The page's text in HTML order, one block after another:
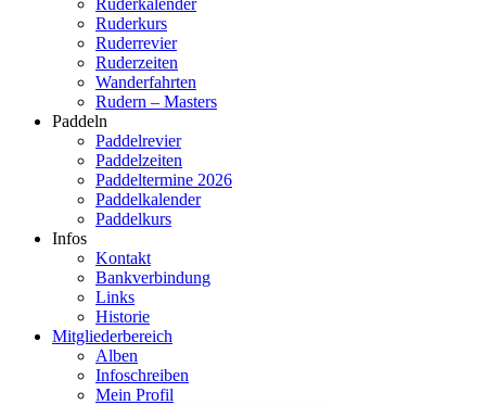
Ruderkalender
Ruderkurs
Ruderrevier
Ruderzeiten
Wanderfahrten
Rudern – Masters
Paddeln
Paddelrevier
Paddelzeiten
Paddeltermine 2026
Paddelkalender
Paddelkurs
Infos
Kontakt
Bankverbindung
Links
Historie
Mitgliederbereich
Alben
Infoschreiben
Mein Profil